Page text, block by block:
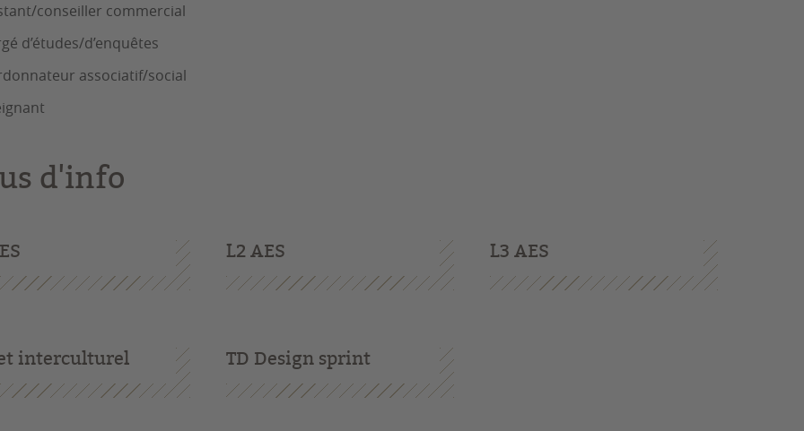
conseiller commercial
d’études/d’enquêtes
associatif/social
d'info
L2 AES L3 AES
interculturel TD Design sprint